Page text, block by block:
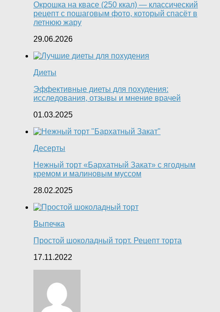
Окрошка на квасе (250 ккал) — классический
рецепт с пошаговым фото, который спасёт в
летнюю жару
29.06.2026
Диеты
Эффективные диеты для похудения:
исследования, отзывы и мнение врачей
01.03.2025
Десерты
Нежный торт «Бархатный Закат» с ягодным
кремом и малиновым муссом
28.02.2025
Выпечка
Простой шоколадный торт. Рецепт торта
17.11.2022